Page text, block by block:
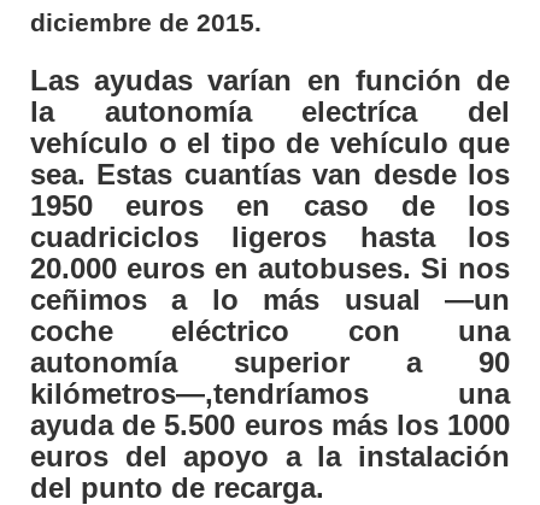
diciembre de 2015.
Las ayudas varían en función de
la autonomía electríca del
vehículo o el tipo de vehículo que
sea. Estas cuantías van desde los
1950 euros en caso de los
cuadriciclos ligeros hasta los
20.000 euros en autobuses. Si nos
ceñimos a lo más usual —un
coche eléctrico con una
autonomía superior a 90
kilómetros—,tendríamos una
ayuda de 5.500 euros más los 1000
euros del apoyo a la instalación
del punto de recarga.